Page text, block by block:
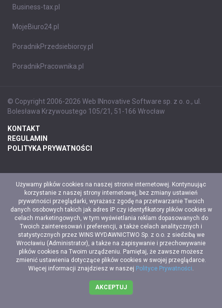
Business-tax.pl
MojeBiuro24.pl
PoradnikPrzedsiebiorcy.pl
PoradnikPracownika.pl
© Copyright 2006-2026 Web INnovative Software sp. z o. o., ul.
Bolesława Krzywoustego 105/21, 51-166 Wrocław
KONTAKT
REGULAMIN
POLITYKA PRYWATNOŚCI
Używamy plików cookies na naszej stronie internetowej. Kontynuując
korzystanie z naszej strony internetowej, bez zmiany ustawień
prywatności przeglądarki, wyrażasz zgodę na przetwarzanie Twoich
danych osobowych takich jak adres IP czy identyfikatory plików cookies w
celach marketingowych, w tym wyświetlania reklam dopasowanych do
Twoich zainteresowań i preferencji, a także celach analitycznych i
statystycznych przez WINS WYDAWNICTWO Sp. z o.o. z siedzibą we
Wrocławiu (Administrator), a także na zapisywanie i przechowywanie
plików cookies na Twoim urządzeniu. Pamiętaj, że zawsze możesz
zmienić ustawienia dotyczące plików cookies w swojej przeglądarce.
Więcej informacji znajdziesz w naszej Polityce Prywatności
AKCEPTUJ